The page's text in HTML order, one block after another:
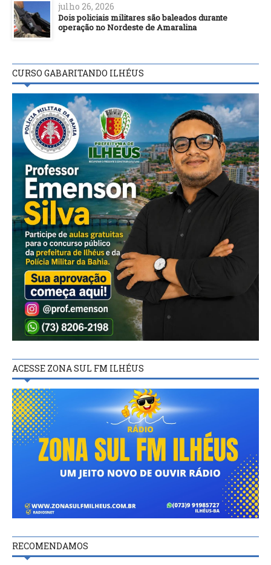
julho 26, 2026
Dois policiais militares são baleados durante
operação no Nordeste de Amaralina
CURSO GABARITANDO ILHÉUS
ACESSE ZONA SUL FM ILHÉUS
RECOMENDAMOS